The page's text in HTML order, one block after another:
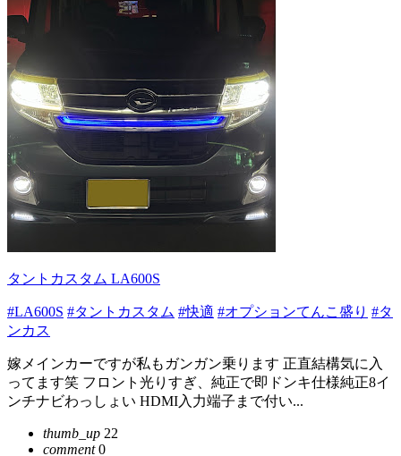
タントカスタム LA600S
#LA600S #タントカスタム #快適 #オプションてんこ盛り #タ
ンカス
嫁メインカーですが私もガンガン乗ります 正直結構気に入
ってます笑 フロント光りすぎ、純正で即ドンキ仕様純正8イ
ンチナビわっしょい HDMI入力端子まで付い...
thumb_up 22
comment0